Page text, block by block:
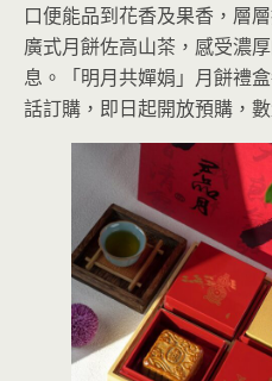
口便能品到花香及果香，層
廣式月餅佐高山茶，感受濃
息。「明月共嬋娟」月餅禮
話訂購，即日起開放預購，